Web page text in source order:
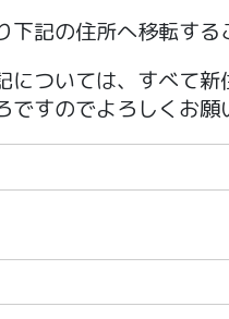
記の住所へ移転する
ついては、すべて
すのでよろしくお願